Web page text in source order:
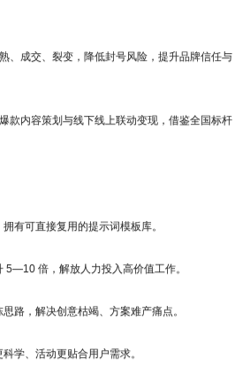
成交、裂变，降低封号风险，提升品牌信任与
内容策划与线下线上联动变现，借鉴全国标杆
有可直接复用的提示词模板库。
倍，解放人力投入高价值工作。
，解决创意枯竭、方案难产痛点。
学、活动更贴合用户需求。